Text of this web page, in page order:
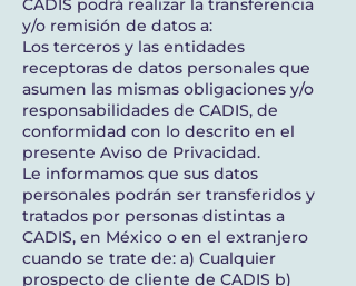
CADIS podrá realizar la transferencia
y/o remisión de datos a:
Los terceros y las entidades
receptoras de datos personales que
asumen las mismas obligaciones y/o
responsabilidades de CADIS, de
conformidad con lo descrito en el
presente Aviso de Privacidad.
Le informamos que sus datos
personales podrán ser transferidos y
tratados por personas distintas a
CADIS, en México o en el extranjero
cuando se trate de: a) Cualquier
prospecto de cliente de CADIS b)